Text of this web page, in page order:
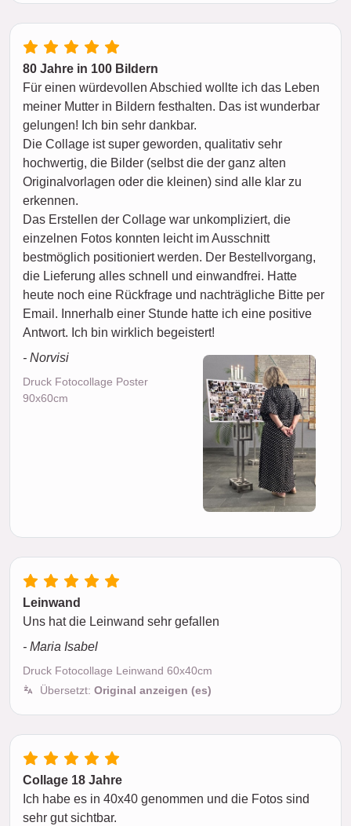
80 Jahre in 100 Bildern
Für einen würdevollen Abschied wollte ich das Leben
meiner Mutter in Bildern festhalten. Das ist wunderbar
gelungen! Ich bin sehr dankbar.
Die Collage ist super geworden, qualitativ sehr
hochwertig, die Bilder (selbst die der ganz alten
Originalvorlagen oder die kleinen) sind alle klar zu
erkennen.
Das Erstellen der Collage war unkompliziert, die
einzelnen Fotos konnten leicht im Ausschnitt
bestmöglich positioniert werden. Der Bestellvorgang,
die Lieferung alles schnell und einwandfrei. Hatte
heute noch eine Rückfrage und nachträgliche Bitte per
Email. Innerhalb einer Stunde hatte ich eine positive
Antwort. Ich bin wirklich begeistert!
- Norvisi
Druck Fotocollage Poster
90x60cm
Leinwand
Uns hat die Leinwand sehr gefallen
- Maria Isabel
Druck Fotocollage Leinwand 60x40cm
Übersetzt: Original anzeigen (es)
Collage 18 Jahre
Ich habe es in 40x40 genommen und die Fotos sind
sehr gut sichtbar.